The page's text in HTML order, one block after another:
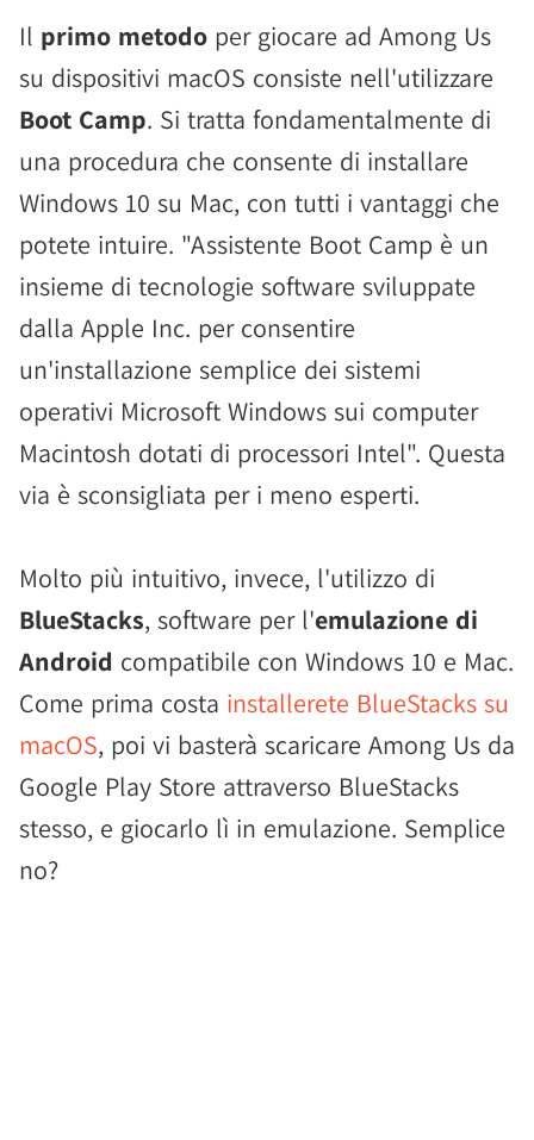
Il primo metodo per giocare ad Among Us
su dispositivi macOS consiste nell'utilizzare
Boot Camp. Si tratta fondamentalmente di
una procedura che consente di installare
Windows 10 su Mac, con tutti i vantaggi che
potete intuire. "Assistente Boot Camp è un
insieme di tecnologie software sviluppate
dalla Apple Inc. per consentire
un'installazione semplice dei sistemi
operativi Microsoft Windows sui computer
Macintosh dotati di processori Intel". Questa
via è sconsigliata per i meno esperti.
Molto più intuitivo, invece, l'utilizzo di
BlueStacks, software per l'emulazione di
Android compatibile con Windows 10 e Mac.
Come prima costa installerete BlueStacks su
macOS, poi vi basterà scaricare Among Us da
Google Play Store attraverso BlueStacks
stesso, e giocarlo lì in emulazione. Semplice
no?